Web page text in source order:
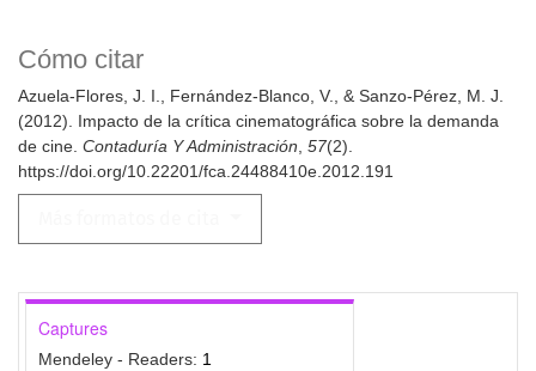
Cómo citar
Azuela-Flores, J. I., Fernández-Blanco, V., & Sanzo-Pérez, M. J.
(2012). Impacto de la crítica cinematográfica sobre la demanda
de cine. Contaduría Y Administración 57(2).
https://doi.org/10.22201/fca.24488410e.2012.191
Captures
Mendeley - Readers: 1